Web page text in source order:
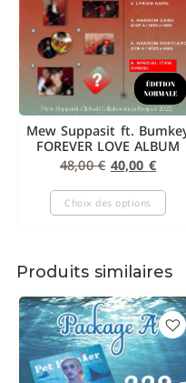
Mew Suppasit ft.
FOREVER LOVE ALBUM
48,00€ 40,00 €
Choix des options
Produits similaires